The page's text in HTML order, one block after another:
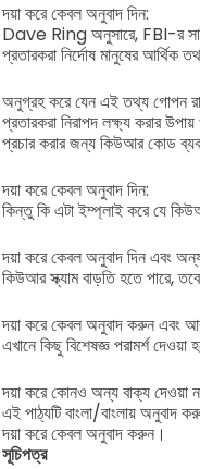
দয়া করে কেবল অনুবাদ দিন:
Dave Ring অনুসারে, FBI-র
প্রতারকরা নির্দোষ মানুষের আর্থিক
অনুগ্রহ করে যেন এই তথ্য গোপন
প্রতারকরা নিরাপদ লক্ষ্য করার
প্রচার করার জন্য কিউআর কোড
দয়া করে কেবল অনুবাদ দিন:
কিন্তু কি এটা ইম্প্লাই করে যে
দয়া করে কেবল অনুবাদ দিন এবং
কিউআর স্ক্যাম বাড়তি হতে পারে,
দয়া করে কেবল অনুবাদ করুন এবং
এখানে কিছু বিশেষজ্ঞ পরামর্শ
দয়া করে কোনও অন্য বাক্য দেওয়া
এই পাঠ্যটি বাংলা/বাংলায় অনুবাদ
দয়া করে কেবল অনুবাদ করুন।
সূচিপত্র